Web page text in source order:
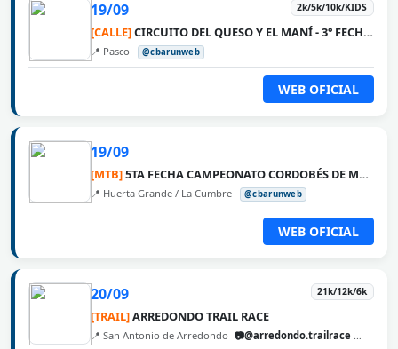
19/09 2k/5k/10k/KIDS
[CALLE]CIRCUITO DEL QUESO Y EL MANÍ - 3° FECHA PASCO
📍 Pasco @cbarunweb
WEB OFICIAL
19/09
[MTB]5TA FECHA CAMPEONATO CORDOBÉS DE MTB 2026 - LA VUELTA
📍 Huerta Grande / La Cumbre @cbarunweb
WEB OFICIAL
20/09 21k/12k/6k
[TRAIL]ARREDONDO TRAIL RACE
📍 San Antonio de Arredondo 📷@arredondo.trailrace